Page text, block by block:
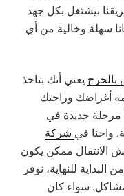
بيشتغل بكل جهد
سهلة وخالية من أي
بالخرج يعني أنك بتاخذ
أغراضك وراحتك
مرحلة جديدة في
واحنا في شركة
الانتقال ممكن يكون
للنهاية، نوفر
سواء كان